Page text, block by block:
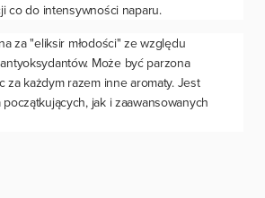
co do intensywności naparu.
za "eliksir młodości" ze względu
Może być parzona
za każdym razem inne aromaty. Jest
jak i zaawansowanych